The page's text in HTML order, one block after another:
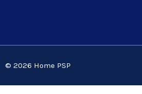
© 2026 Home PSP